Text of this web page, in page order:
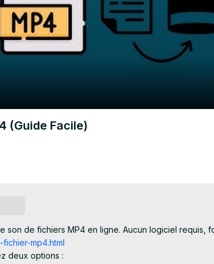
(Guide Facile)
son de fichiers MP4 en ligne. Aucun logiciel requis,
mp4.html
deux options :